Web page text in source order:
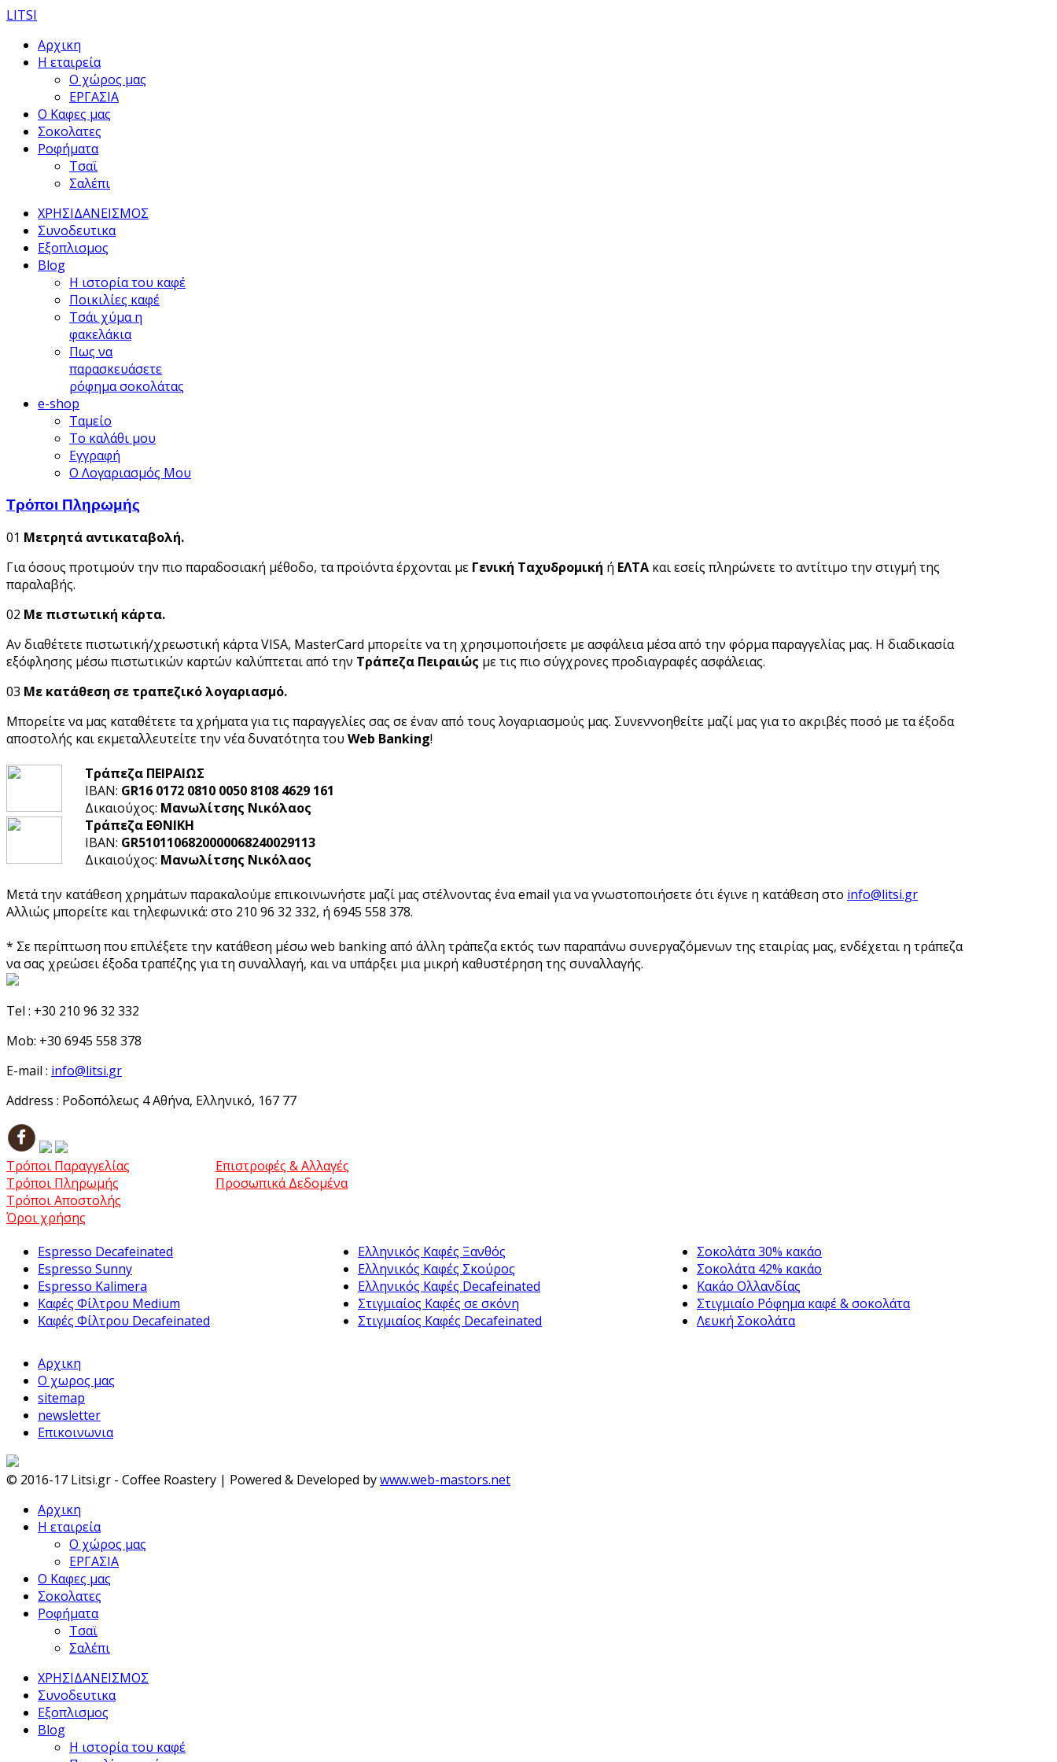
LITSI
Αρχικη
Η εταιρεία
Ο χώρος μας
ΕΡΓΑΣΙΑ
Ο Καφες μας
Σοκολατες
Ροφήματα
Τσαϊ
Σαλέπι
ΧΡΗΣΙΔΑΝΕΙΣΜΟΣ
Συνοδευτικα
Εξοπλισμος
Blog
Η ιστορία του καφέ
Ποικιλίες καφέ
Τσάι χύμα η
φακελάκια
Πως να
παρασκευάσετε
ρόφημα σοκολάτας
e-shop
Ταμείο
Το καλάθι μου
Εγγραφή
Ο Λογαριασμός Μου
Τρόποι Πληρωμής
01 Μετρητά αντικαταβολή.
Για όσους προτιμούν την πιο παραδοσιακή μέθοδο, τα προϊόντα έρχονται με Γενική Ταχυδρομική ή ΕΛΤΑ και εσείς πληρώνετε το αντίτιμο την στιγμή της
παραλαβής.
02 Με πιστωτική κάρτα.
Αν διαθέτετε πιστωτική/χρεωστική κάρτα VISA, MasterCard μπορείτε να τη χρησιμοποιήσετε με ασφάλεια μέσα από την φόρμα παραγγελίας μας. Η διαδικασία
εξόφλησης μέσω πιστωτικών καρτών καλύπτεται από την Τράπεζα Πειραιώς με τις πιο σύγχρονες προδιαγραφές ασφάλειας.
03 Με κατάθεση σε τραπεζικό λογαριασμό.
Μπορείτε να μας καταθέτετε τα χρήματα για τις παραγγελίες σας σε έναν από τους λογαριασμούς μας. Συνεννοηθείτε μαζί μας για το ακριβές ποσό με τα έξοδα
αποστολής και εκμεταλλευτείτε την νέα δυνατότητα του Web Banking!
Τράπεζα ΠΕΙΡΑΙΩΣ
IBAN: GR16 0172 0810 0050 8108 4629 161
Δικαιούχος: Μανωλίτσης Νικόλαος
Τράπεζα ΕΘΝΙΚΗ
IBAN: GR5101106820000068240029113
Δικαιούχος: Μανωλίτσης Νικόλαος
Μετά την κατάθεση χρημάτων παρακαλούμε επικοινωνήστε μαζί μας στέλνοντας ένα email για να γνωστοποιήσετε ότι έγινε η κατάθεση στο info@litsi.gr
Αλλιώς μπορείτε και τηλεφωνικά: στο 210 96 32 332, ή 6945 558 378.
* Σε περίπτωση που επιλέξετε την κατάθεση μέσω web banking από άλλη τράπεζα εκτός των παραπάνω συνεργαζόμενων της εταιρίας μας, ενδέχεται η τράπεζα
να σας χρεώσει έξοδα τραπέζης για τη συναλλαγή, και να υπάρξει μια μικρή καθυστέρηση της συναλλαγής.
Tel : +30 210 96 32 332
Mob: +30 6945 558 378
E-mail : info@litsi.gr
Address : Ροδοπόλεως 4 Αθήνα, Ελληνικό, 167 77
Τρόποι Παραγγελίας
Τρόποι Πληρωμής
Τρόποι Αποστολής
Όροι χρήσης
Επιστροφές & Αλλαγές
Προσωπικά Δεδομένα
Espresso Decafeinated
Espresso Sunny
Espresso Kalimera
Καφές Φίλτρου Medium
Καφές Φίλτρου Decafeinated
Ελληνικός Καφές Ξανθός
Ελληνικός Καφές Σκούρος
Ελληνικός Καφές Decafeinated
Στιγμιαίος Καφές σε σκόνη
Στιγμιαίος Καφές Decafeinated
Σοκολάτα 30% κακάο
Σοκολάτα 42% κακάο
Κακάο Ολλανδίας
Στιγμιαίο Ρόφημα καφέ & σοκολάτα
Λευκή Σοκολάτα
Αρχικη
Ο χωρος μας
sitemap
newsletter
Επικοινωνια
© 2016-17 Litsi.gr - Coffee Roastery | Powered & Developed bywww.web-mastors.net
Αρχικη
Η εταιρεία
Ο χώρος μας
ΕΡΓΑΣΙΑ
Ο Καφες μας
Σοκολατες
Ροφήματα
Τσαϊ
Σαλέπι
ΧΡΗΣΙΔΑΝΕΙΣΜΟΣ
Συνοδευτικα
Εξοπλισμος
Blog
Η ιστορία του καφέ